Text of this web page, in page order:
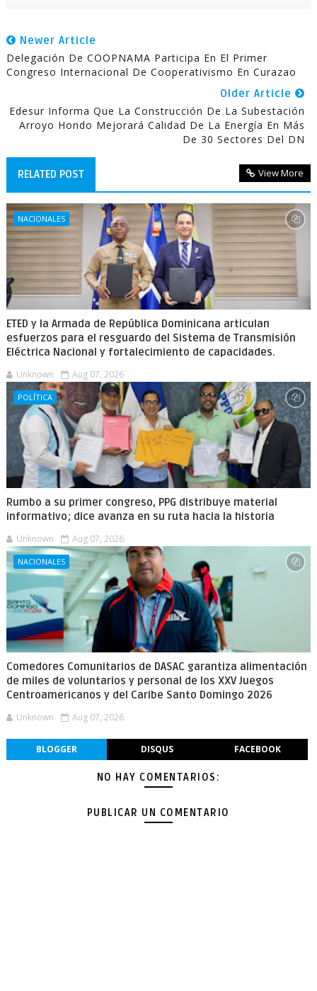
Newer Article
Delegación De COOPNAMA Participa En El Primer
Congreso Internacional De Cooperativismo En Curazao
Older Article
Edesur Informa Que La Construcción De La Subestación
Arroyo Hondo Mejorará Calidad De La Energía En Más
De 30 Sectores Del DN
RELATED POST View More
NACIONALES
ETED y la Armada de República Dominicana articulan
esfuerzos para el resguardo del Sistema de Transmisión
Eléctrica Nacional y fortalecimiento de capacidades.
Unknown Aug 07, 2026
POLÍTICA
Rumbo a su primer congreso, PPG distribuye material
informativo; dice avanza en su ruta hacia la historia
Unknown Aug 07, 2026
NACIONALES
Comedores Comunitarios de DASAC garantiza alimentación
de miles de voluntarios y personal de los XXV Juegos
Centroamericanos y del Caribe Santo Domingo 2026
Unknown Aug 07, 2026
BLOGGER DISQUS FACEBOOK
NO HAY COMENTARIOS:
PUBLICAR UN COMENTARIO